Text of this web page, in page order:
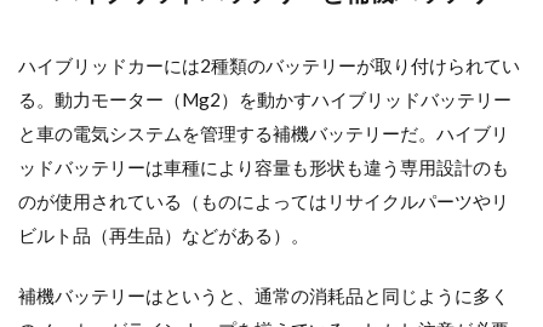
費で
はな
いハ
イブ
リッ
ドカ
ー
1.8
出来
ハイブリッドカーには2種類のバッテリーが取り付けられてい
る。動力モーター（Mg2）を動かすハイブリッドバッテリー
と車の電気システムを管理する補機バッテリーだ。ハイブリ
ッドバッテリーは車種により容量も形状も違う専用設計のも
のが使用されている（ものによってはリサイクルパーツやリ
ビルト品（再生品）などがある）。
補機バッテリーはというと、通常の消耗品と同じように多く